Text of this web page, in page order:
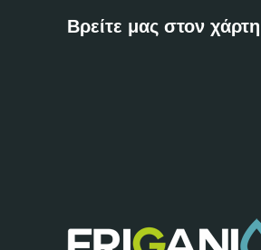
Βρείτε μας στον χάρτη